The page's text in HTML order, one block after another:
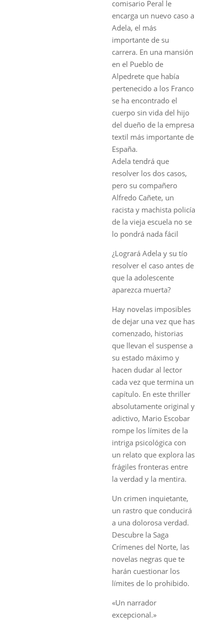
comisario Peral le
encarga un nuevo caso a
Adela, el más
importante de su
carrera. En una mansión
en el Pueblo de
Alpedrete que había
pertenecido a los Franco
se ha encontrado el
cuerpo sin vida del hijo
del dueño de la empresa
textil más importante de
España.
Adela tendrá que
resolver los dos casos,
pero su compañero
Alfredo Cañete, un
racista y machista policía
de la vieja escuela no se
lo pondrá nada fácil
¿Logrará Adela y su tío
resolver el caso antes de
que la adolescente
aparezca muerta?
Hay novelas imposibles
de dejar una vez que has
comenzado, historias
que llevan el suspense a
su estado máximo y
hacen dudar al lector
cada vez que termina un
capítulo. En este thriller
absolutamente original y
adictivo, Mario Escobar
rompe los límites de la
intriga psicológica con
un relato que explora las
frágiles fronteras entre
la verdad y la mentira.
Un crimen inquietante,
un rastro que conducirá
a una dolorosa verdad.
Descubre la Saga
Crímenes del Norte, las
novelas negras que te
harán cuestionar los
límites de lo prohibido.
«Un narrador
excepcional.»